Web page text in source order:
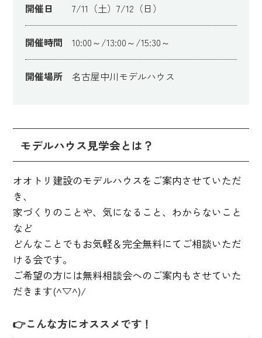
開催日 7/11（土）7/12（日）
開催時間 10:00～/13:00～/15:30～
開催場所 名古屋中川モデルハウス
モデルハウス見学会とは？
オオトリ建設のモデルハウスをご案内させていただ
き、
家づくりのことや、気になること、わからないこと
など
どんなことでもお気軽＆完全無料にてご相談いただ
ける会です。
ご希望の方には無料相談会へのご案内もさせていた
だきます(^▽^)/
👉こんな方にオススメです！